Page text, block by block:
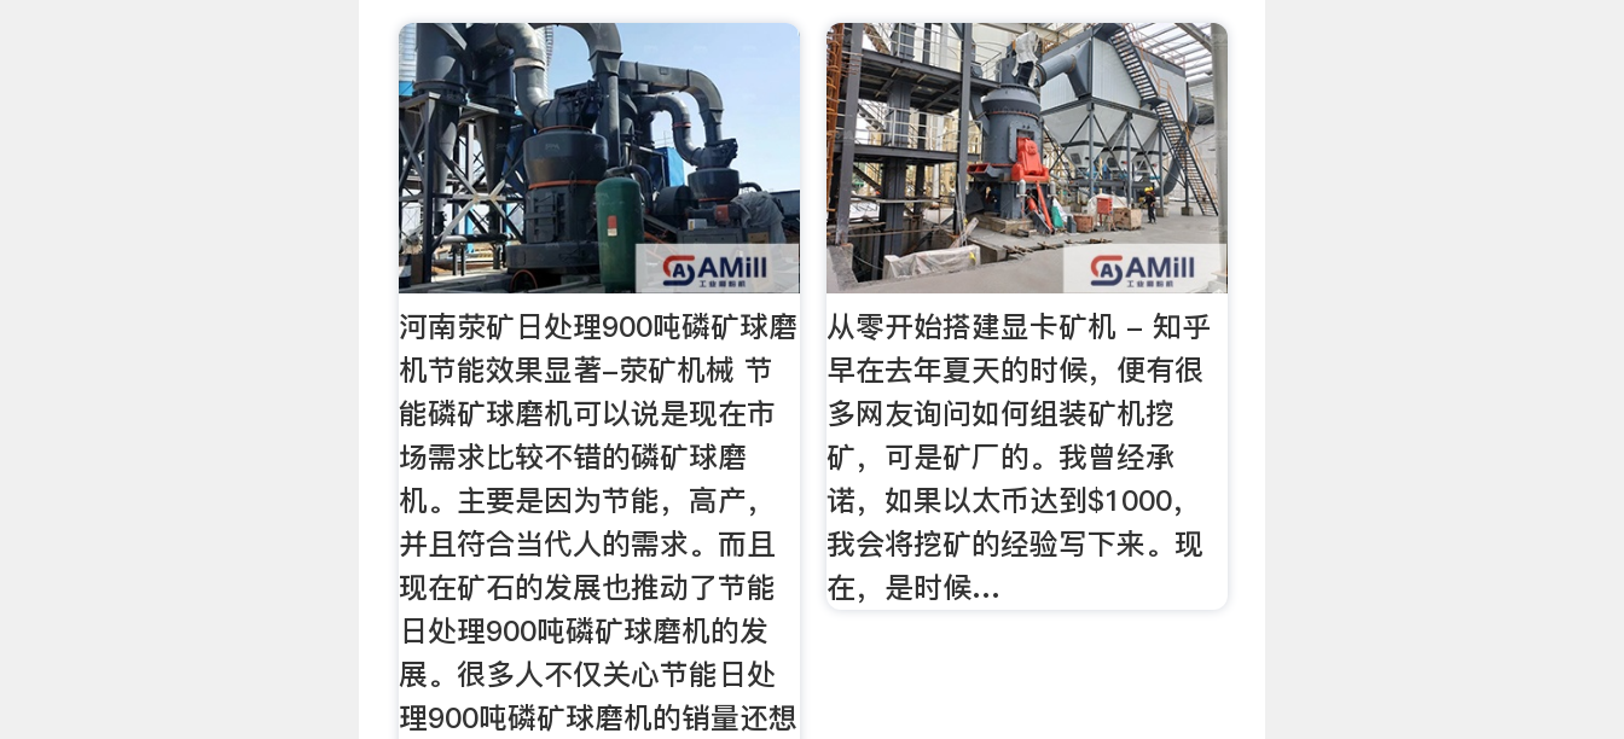
河南荥矿日处理900吨磷矿球磨
机节能效果显著-荥矿机械 节
能磷矿球磨机可以说是现在市
场需求比较不错的磷矿球磨
机。主要是因为节能，高产，
并且符合当代人的需求。而且
现在矿石的发展也推动了节能
日处理900吨磷矿球磨机的发
展。很多人不仅关心节能日处
理900吨磷矿球磨机的销量还想
从零开始搭建显卡矿机 - 知乎
早在去年夏天的时候，便有很
多网友询问如何组装矿机挖
矿，可是矿厂的。我曾经承
诺，如果以太币达到$1000，
我会将挖矿的经验写下来。现
在，是时候…